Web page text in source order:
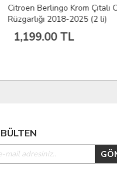
Citroen Berlingo Krom Çıtalı Cam
Rüzgarlığı 2018-2025 (2 li)
1,199.00 TL